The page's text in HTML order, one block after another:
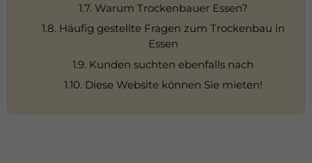
1.7. Warum Trockenbauer Essen?
1.8. Häufig gestellte Fragen zum Trockenbau in
Essen
1.9. Kunden suchten ebenfalls nach
1.10. Diese Website können Sie mieten!